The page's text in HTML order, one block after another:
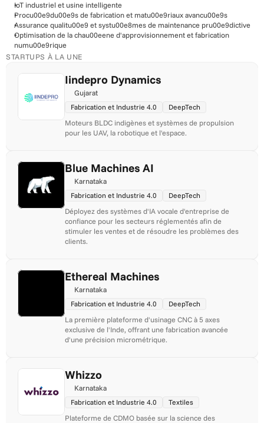
IoT industriel et usine intelligente
Procu00e9du00e9s de fabrication et matu00e9riaux avancu00e9s
Assurance qualitu00e9 et systu00e8mes de maintenance pru00e9dictive
Optimisation de la chau00eene d'approvisionnement et fabrication
numu00e9rique
STARTUPS À LA UNE
Iindepro Dynamics
Gujarat
Fabrication et Industrie 4.0
DeepTech
Moteurs BLDC indigènes et systèmes de propulsion
pour les UAV, la robotique et l'espace.
Blue Machines AI
Karnataka
Fabrication et Industrie 4.0
DeepTech
Déployez des systèmes d'IA vocale d'entreprise de
confiance pour les secteurs réglementés afin de
stimuler les ventes et de résoudre les problèmes des
clients.
Ethereal Machines
Karnataka
Fabrication et Industrie 4.0
DeepTech
La première plateforme d'usinage CNC à 5 axes
exclusive de l'Inde, offrant une fabrication avancée
d'une précision micrométrique.
Whizzo
Karnataka
Fabrication et Industrie 4.0
Textiles
Plateforme de CDMO basée sur la science des